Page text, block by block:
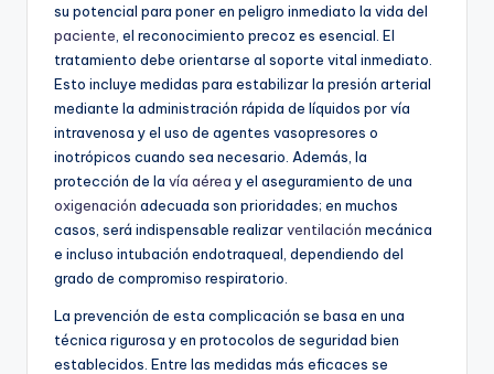
su potencial para poner en peligro inmediato la vida del
paciente , el reconocimiento precoz es esencial. El
tratamiento debe orientarse al soporte vital inmediato.
Esto incluye medidas para estabilizar la presión arterial
mediante la administración rápida de líquidos por vía
intravenosa y el uso de agentes vasopresores o
inotrópicos cuando sea necesario. Además, la
protección de la vía aérea y el aseguramiento de una
oxigenación adecuada son prioridades; en muchos
casos, será indispensable realizarventilación mecánica
e incluso intubación endotraqueal, dependiendo del
grado de compromiso respiratorio.
La prevención de esta complicación se basa en una
técnica rigurosa y en protocolos de seguridad bien
establecidos. Entre las medidas más eficaces se